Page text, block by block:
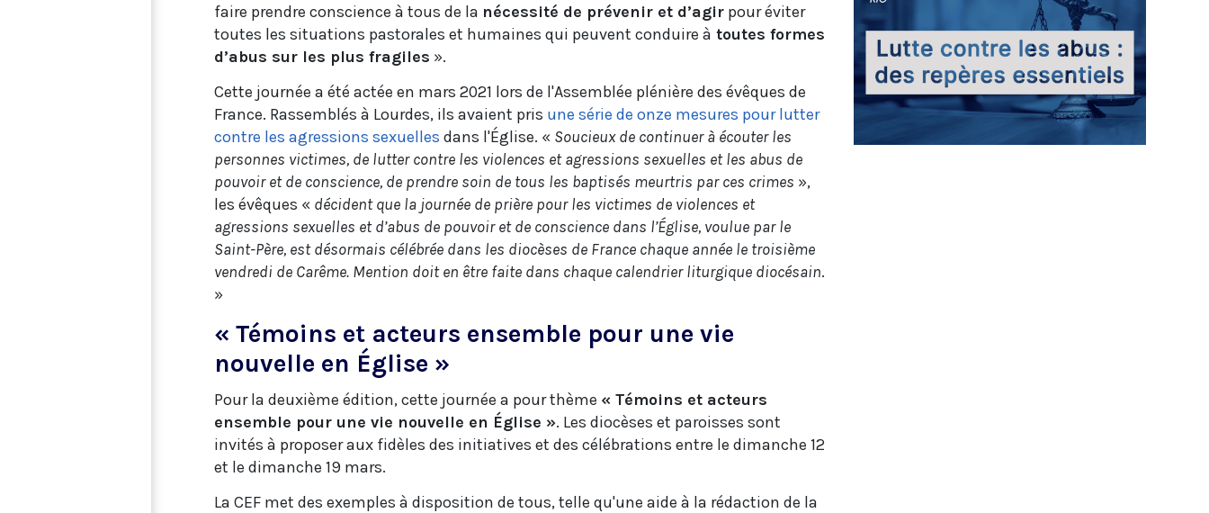
faire prendre conscience à tous de la nécessité de prévenir et d’agir pour éviter
toutes les situations pastorales et humaines qui peuvent conduire à toutes formes
d’abus sur les plus fragiles ».
Cette journée a été actée en mars 2021 lors de l'Assemblée plénière des évêques de
France. Rassemblés à Lourdes, ils avaient pris une série de onze mesures pour lutter
contre les agressions sexuelles dans l'Église. « Soucieux de continuer à écouter les
personnes victimes, de lutter contre les violences et agressions sexuelles et les abus de
pouvoir et de conscience, de prendre soin de tous les baptisés meurtris par ces crimes »,
les évêques « décident que la journée de prière pour les victimes de violences et
agressions sexuelles et d’abus de pouvoir et de conscience dans l’Église, voulue par le
Saint-Père, est désormais célébrée dans les diocèses de France chaque année le troisième
vendredi de Carême. Mention doit en être faite dans chaque calendrier liturgique diocésain.
»
« Témoins et acteurs ensemble pour une vie
nouvelle en Église »
Pour la deuxième édition, cette journée a pour thème « Témoins et acteurs
ensemble pour une vie nouvelle en Église ». Les diocèses et paroisses sont
invités à proposer aux fidèles des initiatives et des célébrations entre le dimanche 12
et le dimanche 19 mars.
La CEF met des exemples à disposition de tous, telle qu'une aide à la rédaction de la